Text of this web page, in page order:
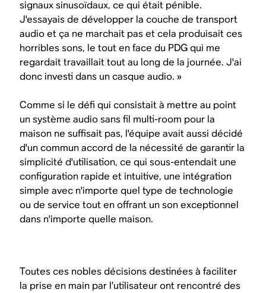
signaux sinusoïdaux, ce qui était pénible.
J'essayais de développer la couche de transport
audio et ça ne marchait pas et cela produisait ces
horribles sons, le tout en face du PDG qui me
regardait travaillait tout au long de la journée. J'ai
donc investi dans un casque audio. »
Comme si le défi qui consistait à mettre au point
un système audio sans fil multi-room pour la
maison ne suffisait pas, l'équipe avait aussi décidé
d'un commun accord de la nécessité de garantir la
simplicité d'utilisation, ce qui sous-entendait une
configuration rapide et intuitive, une intégration
simple avec n'importe quel type de technologie
ou de service tout en offrant un son exceptionnel
dans n'importe quelle maison.
Toutes ces nobles décisions destinées à faciliter
la prise en main par l’utilisateur ont rencontré des